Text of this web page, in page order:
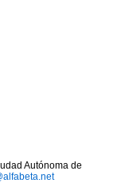
Autónoma de